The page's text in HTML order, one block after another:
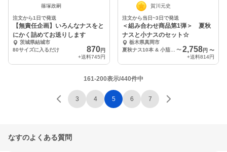
篠塚政嗣
注文から1日で発送
【無責任企画】いろんなナスをと
にかく詰めてお送りします
茨城県結城市
80サイズに入るだけ
870円
+送料745円
賀川元史
注文から当日~3日で発送
＜組み合わせ商品第1弾＞ 夏秋
ナスと小ナスのセット☆
栃木県真岡市
夏秋ナス10本 & 小茄子 500g 2袋
〜2,758円 〜
+送料814円
161-200表示/440件中
3 4 5 6 7
なすのよくある質問